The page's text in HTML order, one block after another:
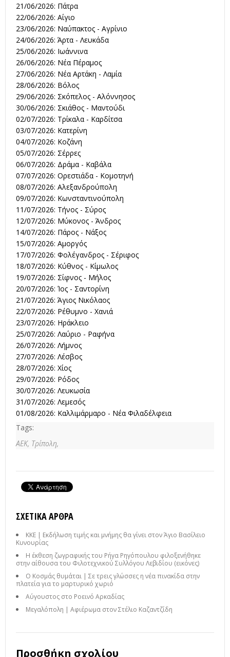
21/06/2026: Πάτρα
22/06/2026: Αίγιο
23/06/2026: Ναύπακτος - Αγρίνιο
24/06/2026: Άρτα - Λευκάδα
25/06/2026: Ιωάννινα
26/06/2026: Νέα Πέραμος
27/06/2026: Νέα Αρτάκη - Λαμία
28/06/2026: Βόλος
29/06/2026: Σκόπελος - Αλόννησος
30/06/2026: Σκιάθος - Μαντούδι
02/07/2026: Τρίκαλα - Καρδίτσα
03/07/2026: Κατερίνη
04/07/2026: Κοζάνη
05/07/2026: Σέρρες
06/07/2026: Δράμα - Καβάλα
07/07/2026: Ορεστιάδα - Κομοτηνή
08/07/2026: Αλεξανδρούπολη
09/07/2026: Κωνσταντινούπολη
11/07/2026: Τήνος - Σύρος
12/07/2026: Μύκονος - Άνδρος
14/07/2026: Πάρος - Νάξος
15/07/2026: Αμοργός
17/07/2026: Φολέγανδρος - Σέριφος
18/07/2026: Κύθνος - Κίμωλος
19/07/2026: Σίφνος - Μήλος
20/07/2026: Ίος - Σαντορίνη
21/07/2026: Άγιος Νικόλαος
22/07/2026: Ρέθυμνο - Χανιά
23/07/2026: Ηράκλειο
25/07/2026: Λαύριο - Ραφήνα
26/07/2026: Λήμνος
27/07/2026: Λέσβος
28/07/2026: Χίος
29/07/2026: Ρόδος
30/07/2026: Λευκωσία
31/07/2026: Λεμεσός
01/08/2026: Καλλιμάρμαρο - Νέα Φιλαδέλφεια
Tags:
ΑΕΚ, Τρίπολη,
ΣΧΕΤΙΚΆ ΆΡΘΡΑ
ΚΚΕ | Εκδήλωση τιμής και μνήμης θα γίνει στον Άγιο Βασίλειο
Κυνουρίας
Η έκθεση ζωγραφικής του Ρήγα Ρηγόπουλου φιλοξενήθηκε
στην αίθουσα του Φιλοτεχνικού Συλλόγου Λεβιδίου (εικόνες)
Ο Κοσμάς θυμάται | Σε τρεις γλώσσες η νέα πινακίδα στην
πλατεία για το μαρτυρικό χωριό
Αύγουστος στο Ροεινό Αρκαδίας
Μεγαλόπολη | Αφιέρωμα στον Στέλιο Καζαντζίδη
Προσθήκη σχολίου